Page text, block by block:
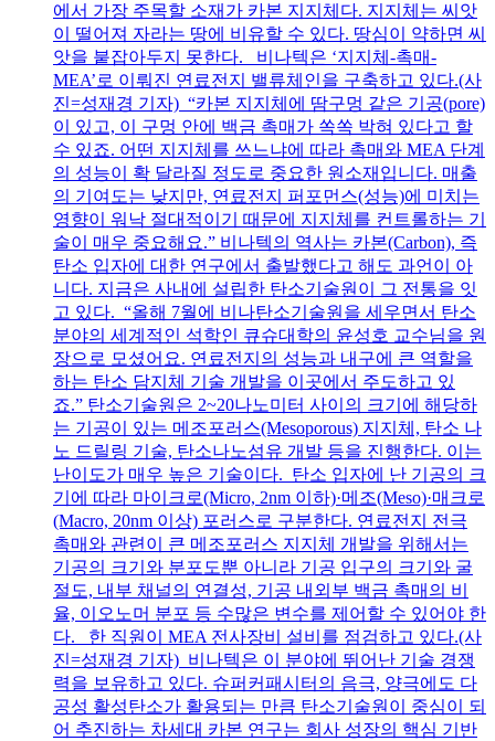
에서 가장 주목할 소재가 카본 지지체다. 지지체는 씨앗
이 떨어져 자라는 땅에 비유할 수 있다. 땅심이 약하면 씨
앗을 붙잡아두지 못한다. 비나텍은 ‘지지체-촉매-
MEA’로 이뤄진 연료전지 밸류체인을 구축하고 있다.(사
진=성재경 기자) “카본 지지체에 땀구멍 같은 기공(pore)
이 있고, 이 구멍 안에 백금 촉매가 쏙쏙 박혀 있다고 할
수 있죠. 어떤 지지체를 쓰느냐에 따라 촉매와 MEA 단계
의 성능이 확 달라질 정도로 중요한 원소재입니다. 매출
의 기여도는 낮지만, 연료전지 퍼포먼스(성능)에 미치는
영향이 워낙 절대적이기 때문에 지지체를 컨트롤하는 기
술이 매우 중요해요.” 비나텍의 역사는 카본(Carbon), 즉
탄소 입자에 대한 연구에서 출발했다고 해도 과언이 아
니다. 지금은 사내에 설립한 탄소기술원이 그 전통을 잇
고 있다. “올해 7월에 비나탄소기술원을 세우면서 탄소
분야의 세계적인 석학인 큐슈대학의 윤성호 교수님을 원
장으로 모셨어요. 연료전지의 성능과 내구에 큰 역할을
하는 탄소 담지체 기술 개발을 이곳에서 주도하고 있
죠.” 탄소기술원은 2~20나노미터 사이의 크기에 해당하
는 기공이 있는 메조포러스(Mesoporous) 지지체, 탄소 나
노 드릴링 기술, 탄소나노섬유 개발 등을 진행한다. 이는
난이도가 매우 높은 기술이다. 탄소 입자에 난 기공의 크
기에 따라 마이크로(Micro, 2nm 이하)·메조(Meso)·매크로
(Macro, 20nm 이상) 포러스로 구분한다. 연료전지 전극
촉매와 관련이 큰 메조포러스 지지체 개발을 위해서는
기공의 크기와 분포도뿐 아니라 기공 입구의 크기와 굴
절도, 내부 채널의 연결성, 기공 내외부 백금 촉매의 비
율, 이오노머 분포 등 수많은 변수를 제어할 수 있어야 한
다. 한 직원이 MEA 전사장비 설비를 점검하고 있다.(사
진=성재경 기자) 비나텍은 이 분야에 뛰어난 기술 경쟁
력을 보유하고 있다. 슈퍼커패시터의 음극, 양극에도 다
공성 활성탄소가 활용되는 만큼 탄소기술원이 중심이 되
어 추진하는 차세대 카본 연구는 회사 성장의 핵심 기반